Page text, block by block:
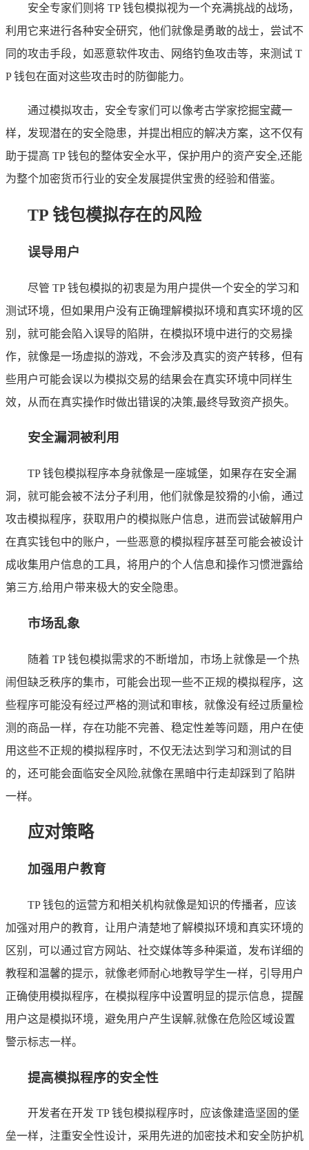
安全专家们则将 TP 钱包模拟视为一个充满挑战的战场，
利用它来进行各种安全研究，他们就像是勇敢的战士，尝试不
同的攻击手段，如恶意软件攻击、网络钓鱼攻击等，来测试 T
P 钱包在面对这些攻击时的防御能力。
通过模拟攻击，安全专家们可以像考古学家挖掘宝藏一
样，发现潜在的安全隐患，并提出相应的解决方案，这不仅有
助于提高 TP 钱包的整体安全水平，保护用户的资产安全,还能
为整个加密货币行业的安全发展提供宝贵的经验和借鉴。
TP 钱包模拟存在的风险
误导用户
尽管 TP 钱包模拟的初衷是为用户提供一个安全的学习和
测试环境，但如果用户没有正确理解模拟环境和真实环境的区
别，就可能会陷入误导的陷阱，在模拟环境中进行的交易操
作，就像是一场虚拟的游戏，不会涉及真实的资产转移，但有
些用户可能会误以为模拟交易的结果会在真实环境中同样生
效，从而在真实操作时做出错误的决策,最终导致资产损失。
安全漏洞被利用
TP 钱包模拟程序本身就像是一座城堡，如果存在安全漏
洞，就可能会被不法分子利用，他们就像是狡猾的小偷，通过
攻击模拟程序，获取用户的模拟账户信息，进而尝试破解用户
在真实钱包中的账户，一些恶意的模拟程序甚至可能会被设计
成收集用户信息的工具，将用户的个人信息和操作习惯泄露给
第三方,给用户带来极大的安全隐患。
市场乱象
随着 TP 钱包模拟需求的不断增加，市场上就像是一个热
闹但缺乏秩序的集市，可能会出现一些不正规的模拟程序，这
些程序可能没有经过严格的测试和审核，就像没有经过质量检
测的商品一样，存在功能不完善、稳定性差等问题，用户在使
用这些不正规的模拟程序时，不仅无法达到学习和测试的目
的，还可能会面临安全风险,就像在黑暗中行走却踩到了陷阱
一样。
应对策略
加强用户教育
TP 钱包的运营方和相关机构就像是知识的传播者，应该
加强对用户的教育，让用户清楚地了解模拟环境和真实环境的
区别，可以通过官方网站、社交媒体等多种渠道，发布详细的
教程和温馨的提示，就像老师耐心地教导学生一样，引导用户
正确使用模拟程序，在模拟程序中设置明显的提示信息，提醒
用户这是模拟环境，避免用户产生误解,就像在危险区域设置
警示标志一样。
提高模拟程序的安全性
开发者在开发 TP 钱包模拟程序时，应该像建造坚固的堡
垒一样，注重安全性设计，采用先进的加密技术和安全防护机